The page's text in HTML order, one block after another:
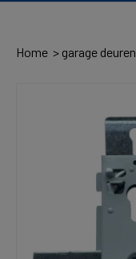
Home garage deuren